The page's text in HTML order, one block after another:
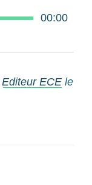
00:00
Editeur ECE le